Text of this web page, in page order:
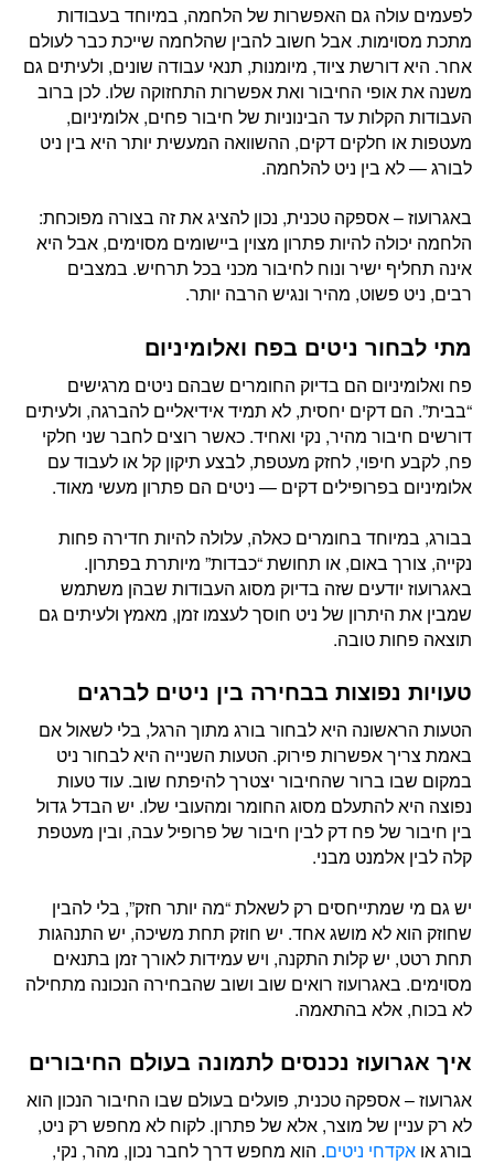
לפעמים עולה גם האפשרות של הלחמה, במיוחד בעבודות
מתכת מסוימות. אבל חשוב להבין שהלחמה שייכת כבר לעולם
אחר. היא דורשת ציוד, מיומנות, תנאי עבודה שונים, ולעיתים גם
משנה את אופי החיבור ואת אפשרות התחזוקה שלו. לכן ברוב
העבודות הקלות עד הבינוניות של חיבור פחים, אלומיניום,
מעטפות או חלקים דקים, ההשוואה המעשית יותר היא בין ניט
לבורג — לא בין ניט להלחמה.
באגרועוז – אספקה טכנית, נכון להציג את זה בצורה מפוכחת:
הלחמה יכולה להיות פתרון מצוין ביישומים מסוימים, אבל היא
אינה תחליף ישיר ונוח לחיבור מכני בכל תרחיש. במצבים
רבים, ניט פשוט, מהיר ונגיש הרבה יותר.
מתי לבחור ניטים בפח ואלומיניום
פח ואלומיניום הם בדיוק החומרים שבהם ניטים מרגישים
“בבית”. הם דקים יחסית, לא תמיד אידיאליים להברגה, ולעיתים
דורשים חיבור מהיר, נקי ואחיד. כאשר רוצים לחבר שני חלקי
פח, לקבע חיפוי, לחזק מעטפת, לבצע תיקון קל או לעבוד עם
אלומיניום בפרופילים דקים — ניטים הם פתרון מעשי מאוד.
בבורג, במיוחד בחומרים כאלה, עלולה להיות חדירה פחות
נקייה, צורך באום, או תחושת “כבדות” מיותרת בפתרון.
באגרועוז יודעים שזה בדיוק מסוג העבודות שבהן משתמש
שמבין את היתרון של ניט חוסך לעצמו זמן, מאמץ ולעיתים גם
תוצאה פחות טובה.
טעויות נפוצות בבחירה בין ניטים לברגים
הטעות הראשונה היא לבחור בורג מתוך הרגל, בלי לשאול אם
באמת צריך אפשרות פירוק. הטעות השנייה היא לבחור ניט
במקום שבו ברור שהחיבור יצטרך להיפתח שוב. עוד טעות
נפוצה היא להתעלם מסוג החומר ומהעובי שלו. יש הבדל גדול
בין חיבור של פח דק לבין חיבור של פרופיל עבה, ובין מעטפת
קלה לבין אלמנט מבני.
יש גם מי שמתייחסים רק לשאלת “מה יותר חזק”, בלי להבין
שחוזק הוא לא מושג אחד. יש חוזק תחת משיכה, יש התנהגות
תחת רטט, יש קלות התקנה, ויש עמידות לאורך זמן בתנאים
מסוימים. באגרועוז רואים שוב ושוב שהבחירה הנכונה מתחילה
לא בכוח, אלא בהתאמה.
איך אגרועוז נכנסים לתמונה בעולם החיבורים
אגרועוז – אספקה טכנית, פועלים בעולם שבו החיבור הנכון הוא
לא רק עניין של מוצר, אלא של פתרון. לקוח לא מחפש רק ניט,
בורג או אקדחי ניטים. הוא מחפש דרך לחבר נכון, מהר, נקי,